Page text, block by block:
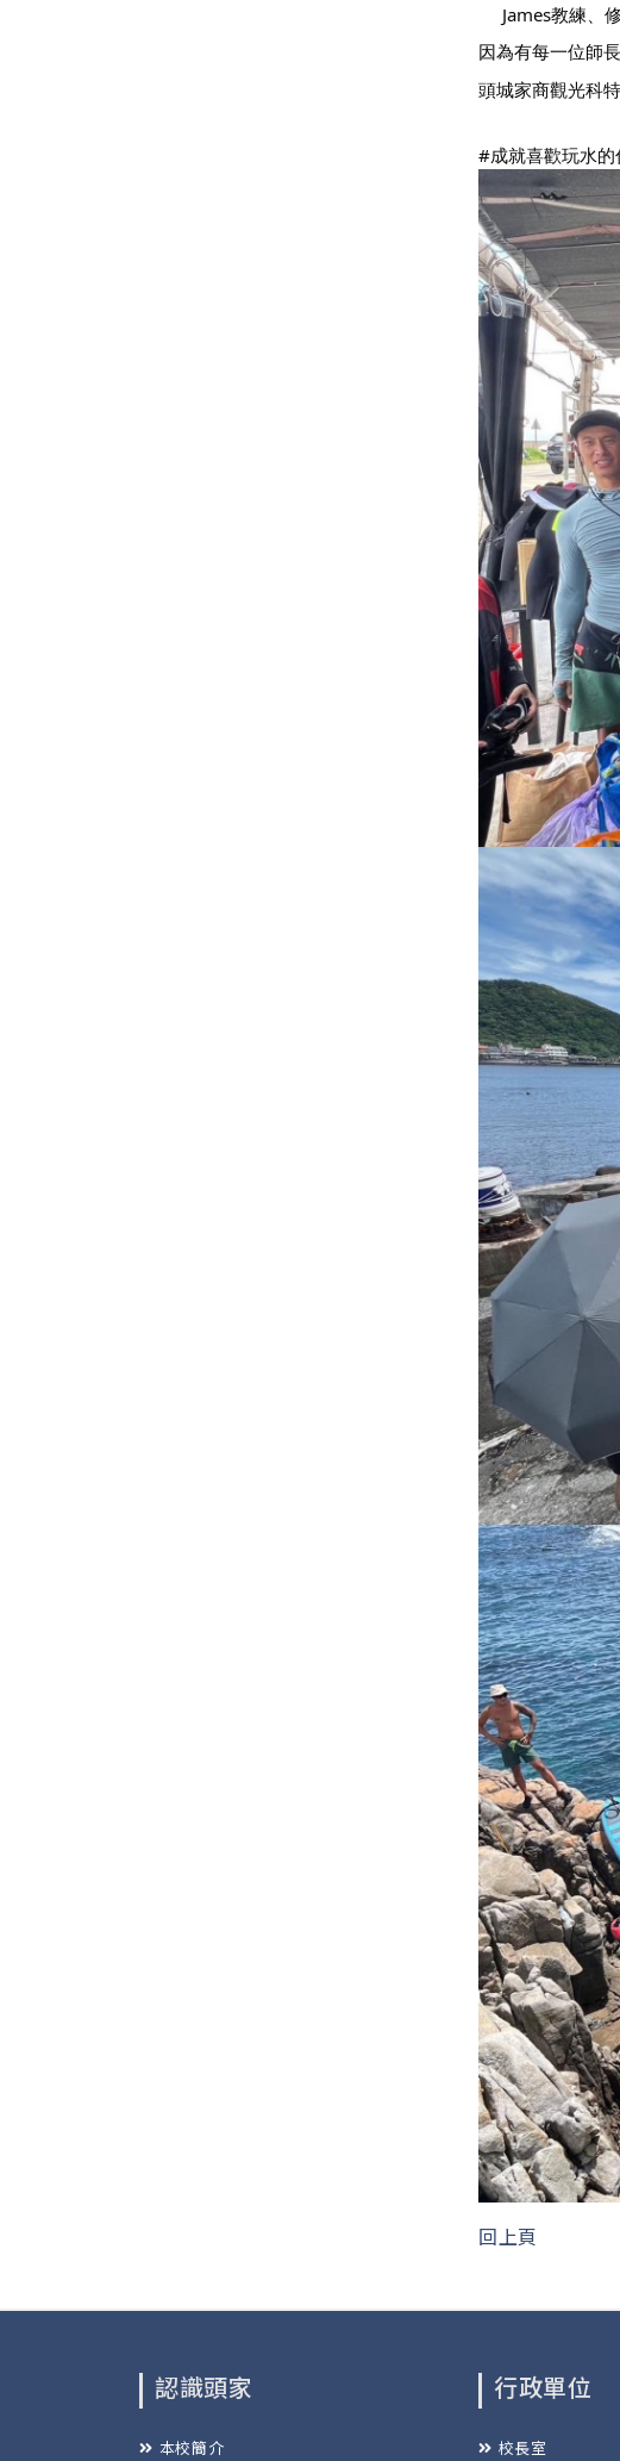
James教練、
因為有每一位師
頭城家商觀光科
#成就喜歡玩水的
回上頁
認識頭家
本校簡介
行政單位
校長室